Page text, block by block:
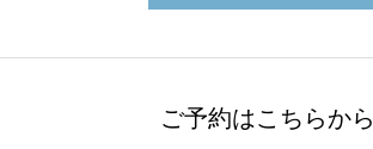
ご予約はこちらから